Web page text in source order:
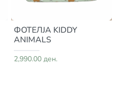
ФОТЕЛЈА KIDDY
ANIMALS
2,990.00 ден.